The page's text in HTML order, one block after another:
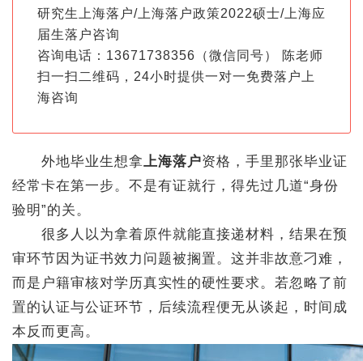
研究生上海落户/上海落户政策2022硕士/上海应
届生落户咨询
咨询电话：13671738356（微信同号） 陈老师
扫一扫二维码，24小时提供一对一免费落户上
海咨询
外地毕业生想拿上海落户资格，手里那张毕业证
经常卡在第一步。不是有证就行，得先过几道“身份
验明”的关。
很多人以为拿着原件就能直接递材料，结果在预
审环节因为证书效力问题被搁置。这并非故意刁难，
而是户籍审核对学历真实性的硬性要求。若忽略了前
置的认证与公证环节，后续流程便无从谈起，时间成
本反而更高。